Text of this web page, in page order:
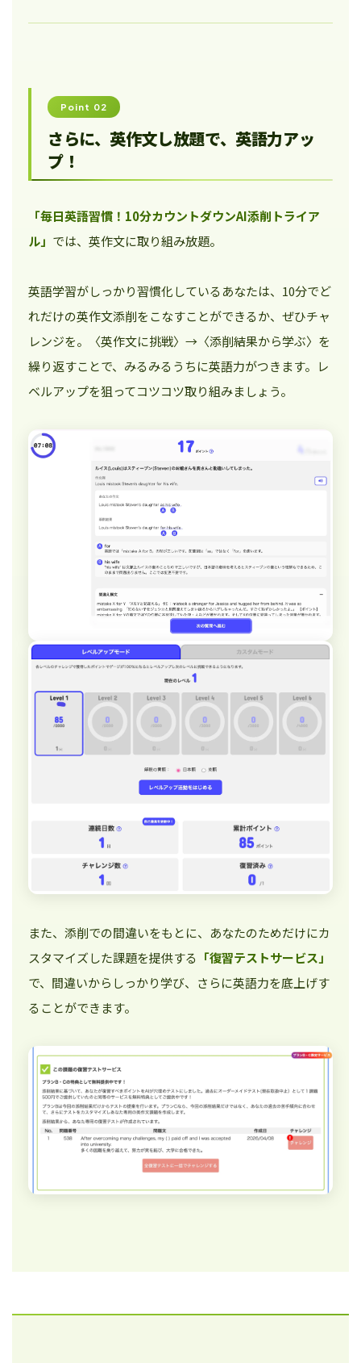
Point 02
さらに、英作文し放題で、英語力アッ
プ！
「毎日英語習慣！10分カウントダウンAI添削トライア
ル」 では、英作文に取り組み放題。
英語学習がしっかり習慣化しているあなたは、10分でど
れだけの英作文添削をこなすことができるか、ぜひチャ
レンジを。〈英作文に挑戦〉→〈添削結果から学ぶ〉を
繰り返すことで、みるみるうちに英語力がつきます。レ
ベルアップを狙ってコツコツ取り組みましょう。
また、添削での間違いをもとに、あなたのためだけにカ
スタマイズした課題を提供する 「復習テストサービス」
で、間違いからしっかり学び、さらに英語力を底上げす
ることができます。